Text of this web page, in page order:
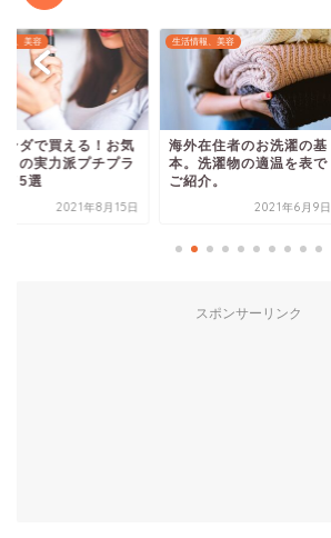
報、美容
ンダで買える！お気
りの実力派プチプラ
メ5選
2021年8月15日
生活情報、美容
海外在住者のお洗濯の基
本。洗濯物の適温を表で
ご紹介。
2021年6月9日
スポンサーリンク